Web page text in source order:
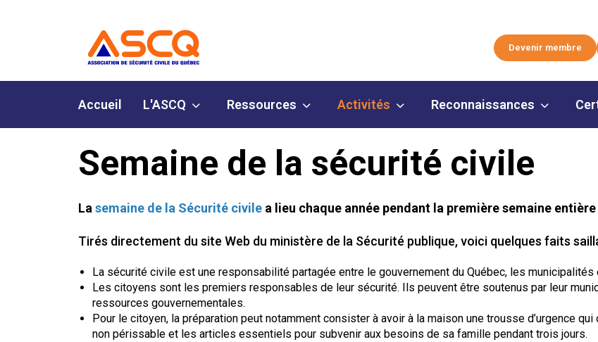
Devenir membre
Accueil L'ASCQ Ressources Activités Reconnaissances
Semaine de la sécurité civile
La semaine de la Sécurité civile a lieu chaque année pendant la première semaine
Tirés directement du site Web du ministère de la Sécurité publique, voici quelques faits
La sécurité civile est une responsabilité partagée entre le gouvernement du Québec, les
Les citoyens sont les premiers responsables de leur sécurité. Ils peuvent être soutenus par leur
ressources gouvernementales.
Pour le citoyen, la préparation peut notamment consister à avoir à la maison une trousse d’urgence
non périssable et les articles essentiels pour subvenir aux besoins de sa famille pendant trois jours.